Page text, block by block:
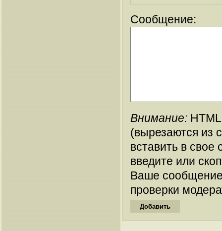
Сообщение:
Внимание:
(вырезаются из
вставить в
введите или
Ваше
проверки